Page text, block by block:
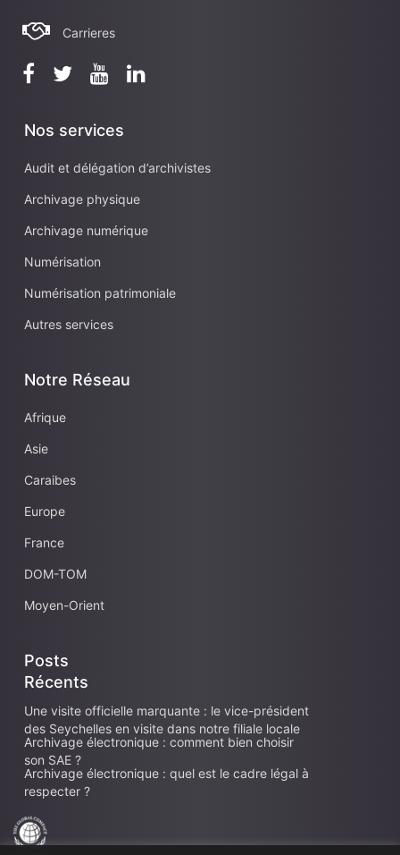
Carrieres
Nos services
Audit et délégation d’archivistes
Archivage physique
Archivage numérique
Numérisation
Numérisation patrimoniale
Autres services
Notre Réseau
Afrique
Asie
Caraibes
Europe
France
DOM-TOM
Moyen-Orient
Posts
Récents
Une visite officielle marquante : le vice-président
des Seychelles en visite dans notre filiale locale
Archivage électronique : comment bien choisir
son SAE ?
Archivage électronique : quel est le cadre légal à
respecter ?